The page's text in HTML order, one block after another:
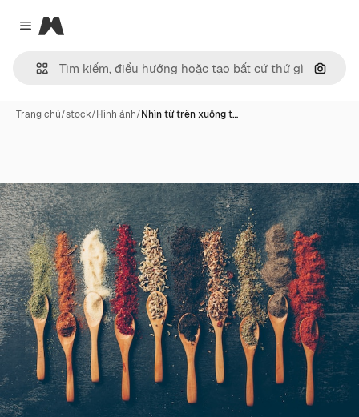
Close menu
Magnific
Tìm
Trang chủ/stock/Hình ảnh/Nhìn từ trên xuống t…